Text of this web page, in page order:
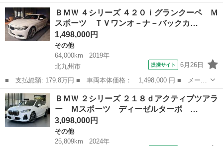
ー名： ＢＭＷ ■ 車種名： ２シリーズ ■ グレード名： ２１８
ｉアクティブツアラー Ｍスポーツ ＤＣＴ 認定中古車 禁煙車
全方位カ...
福岡 北九州市
ＢＭＷ ４シリーズ ４２０ｉグランクーペ Ｍ
スポーツ ＴＶワンオ－ナ－バックカ…
1,498,000円
その他
64,000km
2019年
北九州市
提携サイト 6月26日
■ 支払総額: 179.8万円 ■ 車両本体価格： 1,498,000 円 ■ メーカ
ー名： ＢＭＷ ■ 車種名： ４シリーズ ■ グレード名： ４２０
ｉグランクーペ Ｍスポーツ ＴＶワンオ－ナ－バックカメラ ■ 排
気量：...
福岡 北九州市
ＢＭＷ ２シリーズ ２１８ｄアクティブツアラ
ー Ｍスポーツ ディーゼルターボ …
3,098,000円
その他
25,809km
2024年